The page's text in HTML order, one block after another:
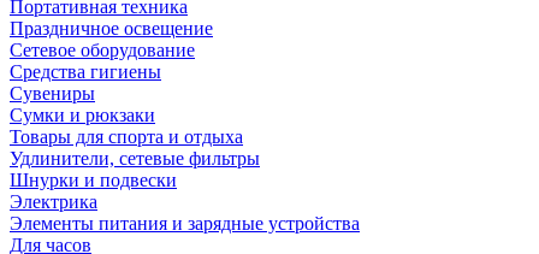
Портативная техника
Праздничное освещение
Сетевое оборудование
Средства гигиены
Сувениры
Сумки и рюкзаки
Товары для спорта и отдыха
Удлинители, сетевые фильтры
Шнурки и подвески
Электрика
Элементы питания и зарядные устройства
Для часов